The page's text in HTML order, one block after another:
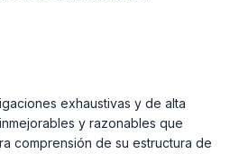
exhaustivas y de alta
y razonables que
comprensión de su estructura de